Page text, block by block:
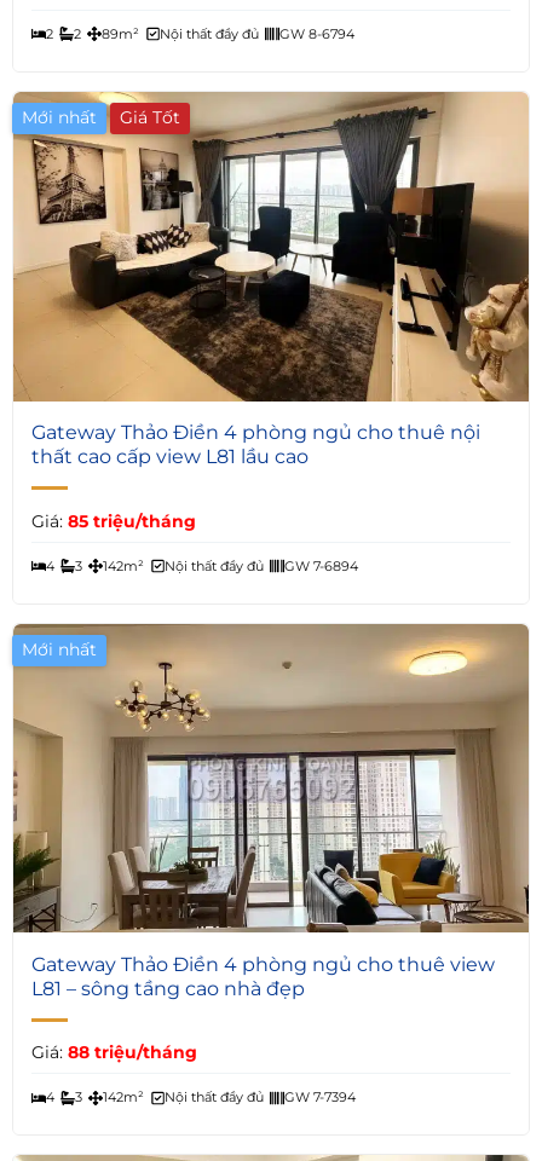
2 2 89m² Nội thất đầy đủ GW 8-6794
Mới nhất Giá Tốt
7
Gateway Thảo Điền 4 phòng ngủ cho thuê nội
thất cao cấp view L81 lầu cao
Giá: 85 triệu/tháng
4 3 142m² Nội thất đầy đủ GW 7-6894
Mới nhất
6
Gateway Thảo Điền 4 phòng ngủ cho thuê view
L81 – sông tầng cao nhà đẹp
Giá: 88 triệu/tháng
4 3 142m² Nội thất đầy đủ GW 7-7394